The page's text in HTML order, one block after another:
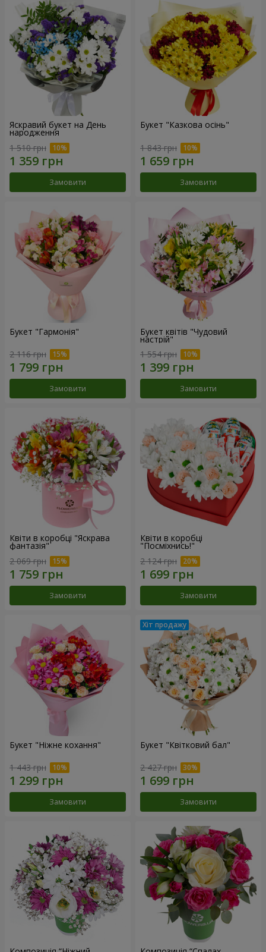
Яскравий букет на День
народження
1 510 грн
Замовити
Букет "Казкова осінь"
1 843 грн
Замовити
Букет "Гармонія"
2 116 грн
Замовити
Букет квітів "Чудовий
настрій"
1 554 грн
Замовити
Квіти в коробці "Яскрава
фантазія"
2 069 грн
Замовити
Квіти в коробці
"Посміхнись!"
2 124 грн
Замовити
Букет "Ніжне кохання"
1 443 грн
Замовити
Букет "Квітковий бал"
2 427 грн
Замовити